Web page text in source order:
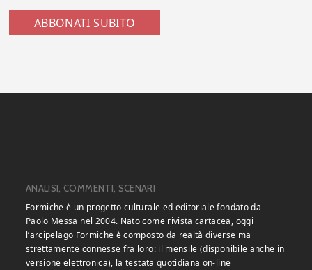
ABBONATI SUBITO
ANALISI, COMMENTI, SCENARI
Formiche è un progetto culturale ed editoriale fondato da
Paolo Messa nel 2004. Nato come rivista cartacea, oggi
l’arcipelago Formiche è composto da realtà diverse ma
strettamente connesse fra loro: il mensile (disponibile anche in
versione elettronica), la testata quotidiana on-line